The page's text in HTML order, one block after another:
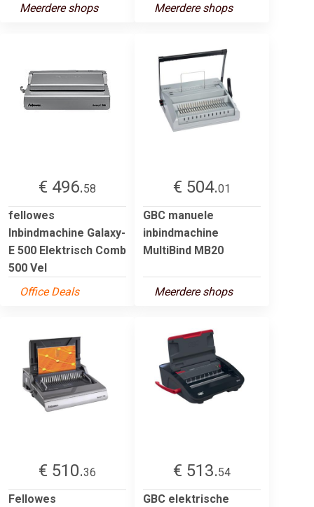
Meerdere shops
Meerdere shops
€ 496.58
fellowes
Inbindmachine Galaxy-
E 500 Elektrisch Comb
500 Vel
Office Deals
€ 504.01
GBC manuele
inbindmachine
MultiBind MB20
Meerdere shops
€ 510.36
Fellowes
€ 513.54
GBC elektrische